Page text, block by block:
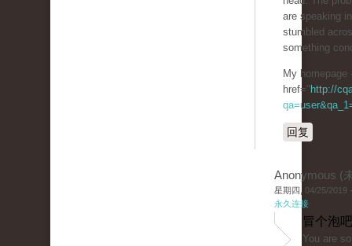
are speaking
stumbled
something
My homepage
href=" http://
回复
Anonymous (
星期四, 04/25/2019
永久连接
冒个泡
You are